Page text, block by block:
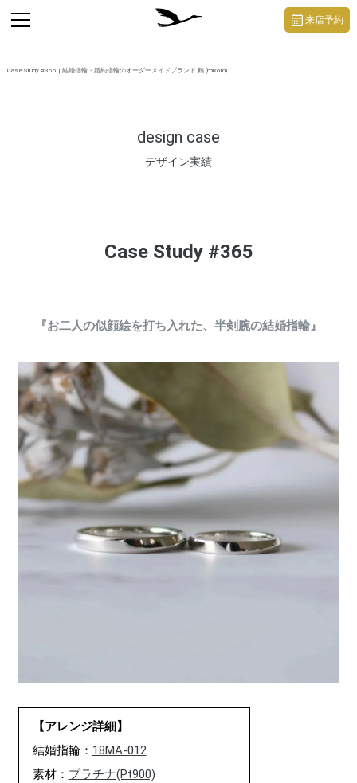
Case Study #365 | 結婚指輪・婚約指輪のオーダーメイドブランド 鶴 (mikoto)
design case
デザイン実績
toggle
navigation
来店予約
Case Study #365
『お二人の似顔絵を打ち入れた、半剣腕の結婚指輪』
【アレンジ詳細】
結婚指輪： 18MA-012
素材： プラチナ(Pt900)